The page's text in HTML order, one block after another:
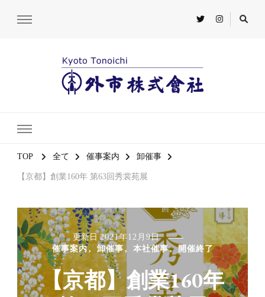
TOP 全て 催事案内 卸催事
【京都】創業160年 第63回秀裳苑展
更新日2021年12月9日
催事案内
卸催事 本社催事 開催終了
【京都】創業160年